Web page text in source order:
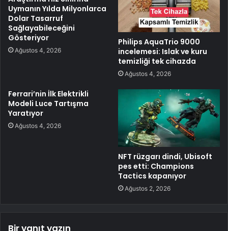
Uymanın Yılda Milyonlarca
Dolar Tasarruf
Sağlayabileceğini
Gösteriyor
Ağustos 4, 2026
Philips AquaTrio 9000
incelemesi: Islak ve kuru
temizliği tek cihazda
Ağustos 4, 2026
Ferrari’nin İlk Elektrikli
Modeli Luce Tartışma
Yaratıyor
Ağustos 4, 2026
NFT rüzgarı dindi, Ubisoft
pes etti: Champions
Tactics kapanıyor
Ağustos 2, 2026